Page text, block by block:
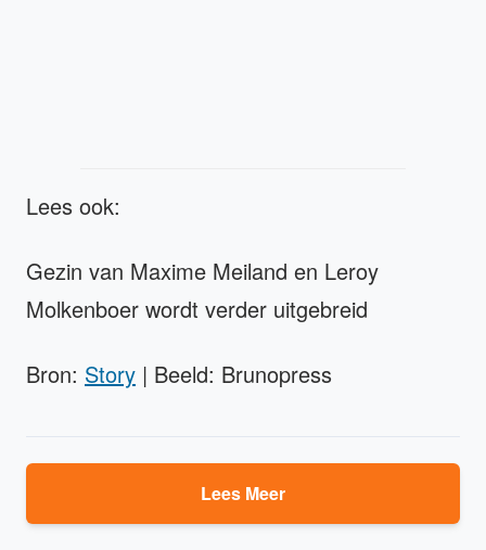
Lees ook:
Gezin van Maxime Meiland en Leroy
Molkenboer wordt verder uitgebreid
Bron: Story | Beeld: Brunopress
Lees Meer